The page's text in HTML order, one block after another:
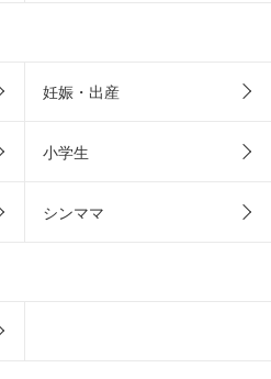
妊娠・出産
小学生
シンママ